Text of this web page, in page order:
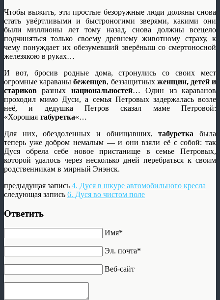
Чтобы выжить, эти простые безоружные люди должны снова
стать увёртливыми и быстроногими зверями, какими они
были миллионы лет тому назад, снова должны всецело
подчиняться только своему древнему животному страху, к
чему понуждает их обезумевший зверёныш со смертоносной
железякою в руках…
И вот, бросив родные дома, стронулись со своих мест
огромные караваны беженцев, беззащитных женщин, детей и
стариков разных национальностей… Один из караванов
проходил мимо Дуси, а семья Петровых задержалась возле
неё, и дедушка Петров сказал маме Петровой:
«Хорошая табуретка«…
Для них, обездоленных и обнищавших, табуретка была
теперь уже добром немалым — и они взяли её с собой: так
Дуся обрела себе новое пристанище в семье Петровых,
которой удалось через несколько дней перебраться к своим
родственникам в мирный Энэнск.
предыдущая запись 4. Дуся в шкуре автомобильного кресла
следующая запись 6. Дуся во чистом поле
Ответить
Имя*
Эл. почта*
Веб-сайт